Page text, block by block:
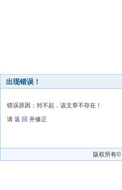
出现错误！
错误原因：对不起，该文章不存在！
请 返 回 并修正
版权所有©